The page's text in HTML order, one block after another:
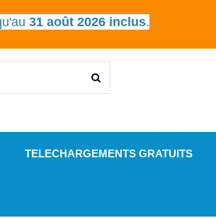
31 août 2026 inclus.
TELECHARGEMENTS GRATUITS